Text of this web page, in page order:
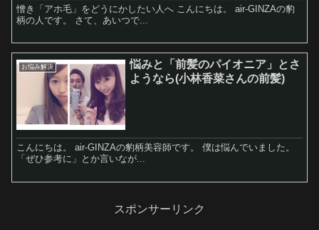
憎き「アホ毛」をどうにかしたい人へ こんにちは。 air-GINZAの豹
柄の人です。 さて、あいつで...
お悩み解決
悩みと「前髪のパイオニア」とさ
ようなら(小林香菜さんの前髪)
こんにちは。 air-GINZAの豹柄美容師です。 僕は悩んでいました。
「ぜひ参考に」とか言いなが...
スポンサーリンク